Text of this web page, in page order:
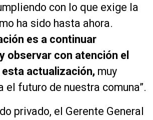
con lo que exige la
ha sido hasta ahora.
es a continuar
observar con atención el
actualización, muy
el futuro de nuestra comuna”.
privado, el Gerente General